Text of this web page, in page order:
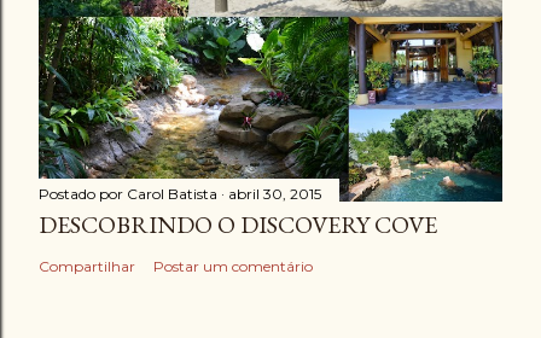
Postado por Carol Batista abril 30, 2015
DESCOBRINDO O DISCOVERY COVE
Compartilhar Postar um comentário